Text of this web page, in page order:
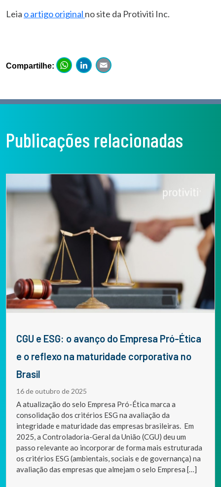
Leia o artigo original no site da Protiviti Inc.
Compartilhe: WhatsApp
LinkedIn
Publicações relacionadas
CGU e ESG: o avanço do Empresa Pró-Ética
e o reflexo na maturidade corporativa no
Brasil
16 de outubro de 2025
A atualização do selo Empresa Pró-Ética marca a
consolidação dos critérios ESG na avaliação da
integridade e maturidade das empresas brasileiras. Em
2025, a Controladoria-Geral da União (CGU) deu um
passo relevante ao incorporar de forma mais estruturada
os critérios ESG (ambientais, sociais e de governança) na
avaliação das empresas que almejam o selo Empresa […]